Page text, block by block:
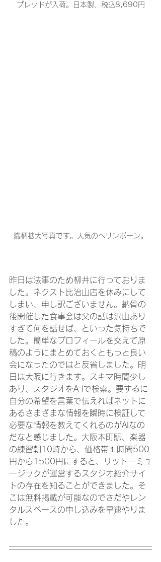
プレッドが入荷。日本製、税込8,690円
織柄拡大写真です。人気のヘリンボーン。
昨日は法事のため柳井に行っておりま
した。ネクスト比治山店を休みにして
しまい、申し訳ございません。納骨の
後開催した食事会は父の話は沢山あり
すぎて何を話せば、といった気持ちで
した。簡単なプロフィールを交えて原
稿のようにまとめておくともっと良い
会になったのではと反省しました。明
日は大阪に行きます。スキマ時間少し
あり、スタジオをA Iで検索。要するに
自分の希望を言葉で伝えればネットに
あるさまざまな情報を瞬時に検証して
必要な情報を教えてくれるのがAIなの
だなと感じました。大阪本町駅、楽器
の練習朝10時から、価格帯１時間500
円から1500円にすると、リットーミュ
ージックが運営するスタジオ紹介サイ
トの存在を知ることができました。そ
こは無料掲載が可能なのでさだやレン
タルスペースの申し込みを早速やりま
した。